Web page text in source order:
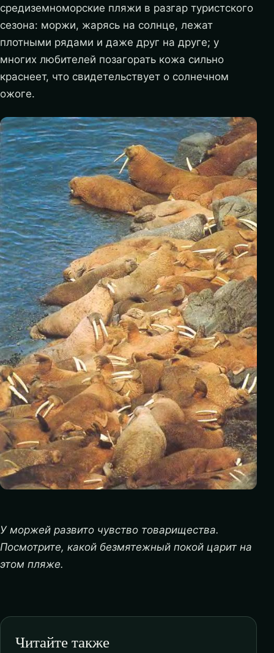
средиземноморские пляжи в разгар туристского
сезона: моржи, жарясь на солнце, лежат
плотными рядами и даже друг на друге; у
многих любителей позагорать кожа сильно
краснеет, что свидетельствует о солнечном
ожоге.
У моржей развито чувство товарищества.
Посмотрите, какой безмятежный покой царит на
этом пляже.
Читайте также